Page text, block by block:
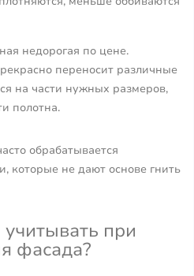
недорогая по цене.
переносит различные
на части нужных размеров,
полотна.
обрабатывается
которые не дают основе гнить
при
фасада?